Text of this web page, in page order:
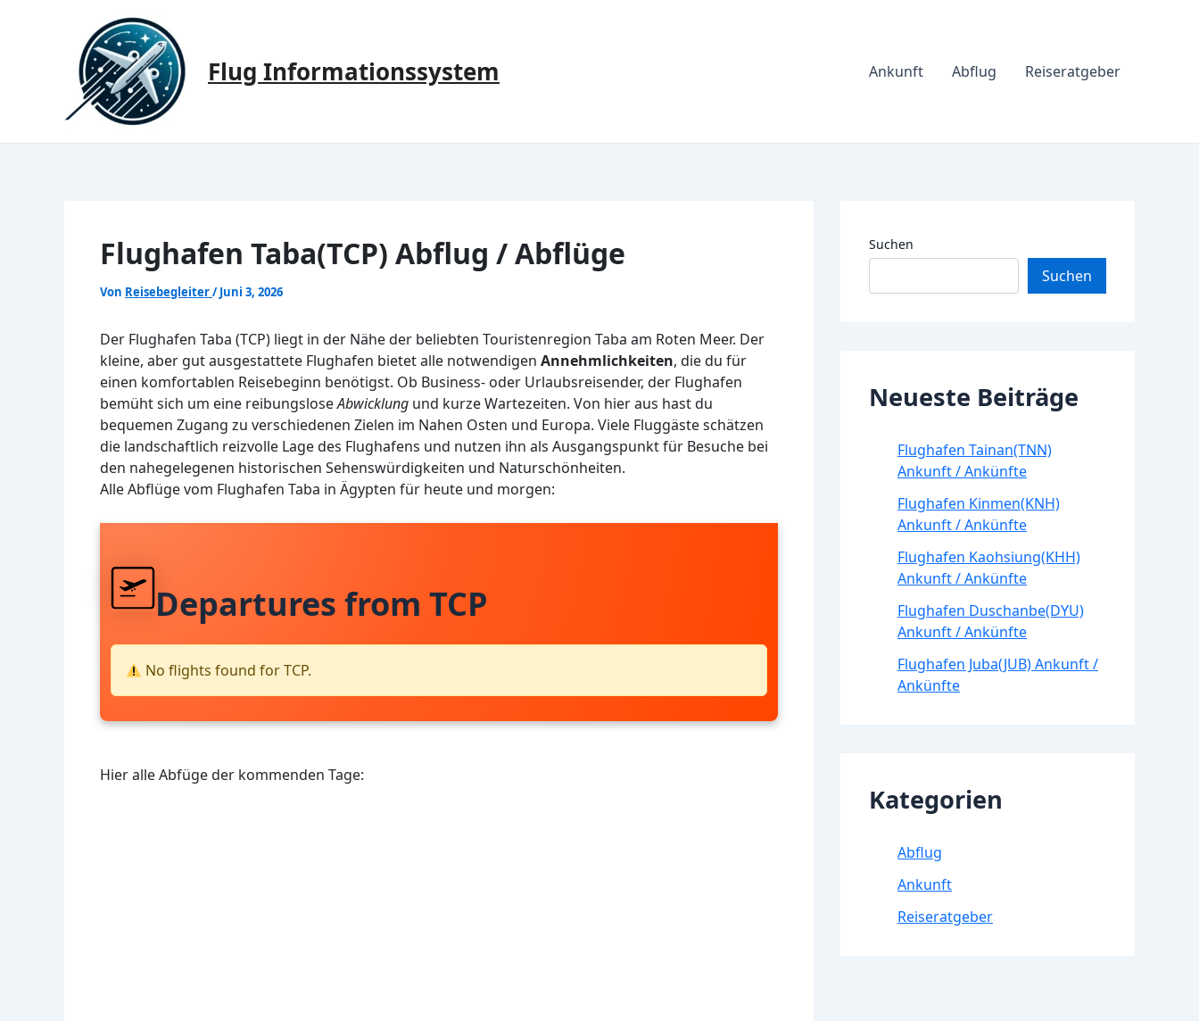
Flug Informationssystem Ankunft Abflug Reiseratgeber
Flughafen Taba(TCP) Abflug / Abflüge
Von Reisebegleiter/Juni 3, 2026
Der Flughafen Taba (TCP) liegt in der Nähe der beliebten Touristenregion Taba am Roten Meer. Der
kleine, aber gut ausgestattete Flughafen bietet alle notwendigen Annehmlichkeiten, die du für
einen komfortablen Reisebeginn benötigst. Ob Business- oder Urlaubsreisender, der Flughafen
bemüht sich um eine reibungsloseAbwicklung und kurze Wartezeiten. Von hier aus hast du
bequemen Zugang zu verschiedenen Zielen im Nahen Osten und Europa. Viele Fluggäste schätzen
die landschaftlich reizvolle Lage des Flughafens und nutzen ihn als Ausgangspunkt für Besuche bei
den nahegelegenen historischen Sehenswürdigkeiten und Naturschönheiten.
Alle Abflüge vom Flughafen Taba in Ägypten für heute und morgen:
Departures from TCP
No flights found for TCP.
Hier alle Abfüge der kommenden Tage:
Suchen
Suchen
Neueste Beiträge
Flughafen Tainan(TNN)
Ankunft / Ankünfte
Flughafen Kinmen(KNH)
Ankunft / Ankünfte
Flughafen Kaohsiung(KHH)
Ankunft / Ankünfte
Flughafen Duschanbe(DYU)
Ankunft / Ankünfte
Flughafen Juba(JUB) Ankunft /
Ankünfte
Kategorien
Abflug
Ankunft
Reiseratgeber